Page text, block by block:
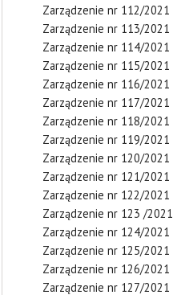
Zarządzenie nr 112/2021
Zarządzenie nr 113/2021
Zarządzenie nr 114/2021
Zarządzenie nr 115/2021
Zarządzenie nr 116/2021
Zarządzenie nr 117/2021
Zarządzenie nr 118/2021
Zarządzenie nr 119/2021
Zarządzenie nr 120/2021
Zarządzenie nr 121/2021
Zarządzenie nr 122/2021
Zarządzenie nr 123 /2021
Zarządzenie nr 124/2021
Zarządzenie nr 125/2021
Zarządzenie nr 126/2021
Zarządzenie nr 127/2021